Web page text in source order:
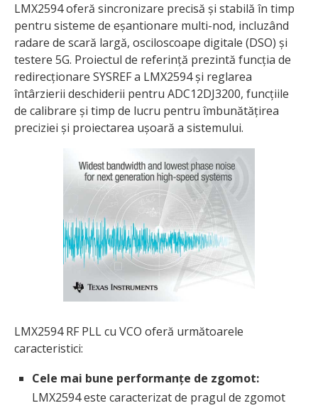
LMX2594 oferă sincronizare precisă și stabilă în timp
pentru sisteme de eșantionare multi-nod, incluzând
radare de scară largă, osciloscoape digitale (DSO) și
testere 5G. Proiectul de referință prezintă funcția de
redirecționare SYSREF a LMX2594 și reglarea
întârzierii deschiderii pentru ADC12DJ3200, funcțiile
de calibrare și timp de lucru pentru îmbunătățirea
preciziei și proiectarea ușoară a sistemului.
LMX2594 RF PLL cu VCO oferă următoarele
caracteristici:
Cele mai bune performanțe de zgomot:
LMX2594 este caracterizat de pragul de zgomot